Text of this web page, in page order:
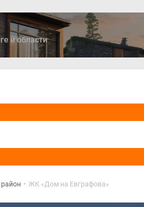
и области
• ЖК «Дом на Евграфова»